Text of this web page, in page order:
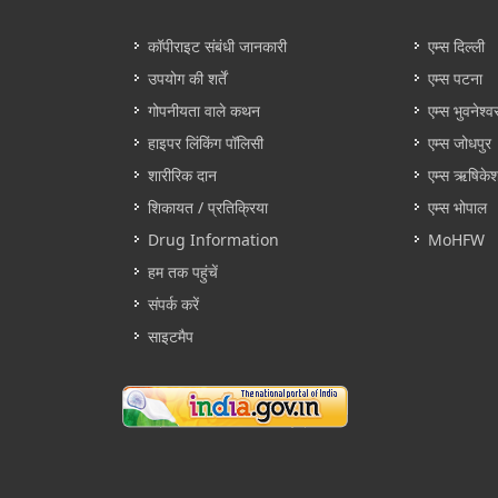
कॉपीराइट संबंधी जानकारी
उपयोग की शर्तें
गोपनीयता वाले कथन
हाइपर लिंकिंग पॉलिसी
शारीरिक दान
शिकायत / प्रतिक्रिया
Drug Information
हम तक पहुंचें
संपर्क करें
साइटमैप
एम्स दिल्ली
एम्स पटना
एम्स
एम्स जोधपुर
एम्स
एम्स भोपाल
MoHFW